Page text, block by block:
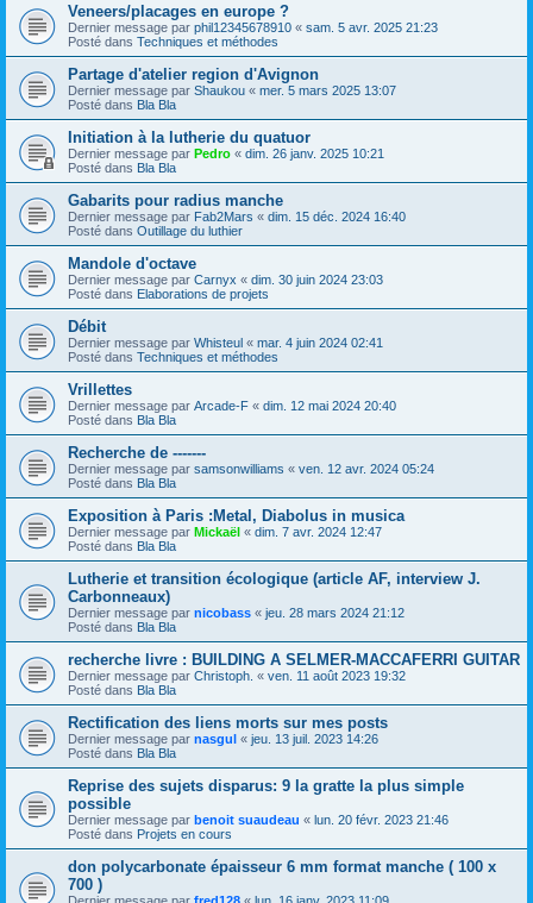
Veneers/placages en europe ?
Dernier message par phil12345678910 « sam. 5 avr. 2025 21:23
Posté dans Techniques et méthodes
Partage d'atelier region d'Avignon
Dernier message par Shaukou « mer. 5 mars 2025 13:07
Posté dans Bla Bla
Initiation à la lutherie du quatuor
Dernier message par Pedro « dim. 26 janv. 2025 10:21
Posté dans Bla Bla
Gabarits pour radius manche
Dernier message par Fab2Mars « dim. 15 déc. 2024 16:40
Posté dans Outillage du luthier
Mandole d'octave
Dernier message par Carnyx « dim. 30 juin 2024 23:03
Posté dans Elaborations de projets
Débit
Dernier message par Whisteul « mar. 4 juin 2024 02:41
Posté dans Techniques et méthodes
Vrillettes
Dernier message par Arcade-F « dim. 12 mai 2024 20:40
Posté dans Bla Bla
Recherche de -------
Dernier message par samsonwilliams « ven. 12 avr. 2024 05:24
Posté dans Bla Bla
Exposition à Paris :Metal, Diabolus in musica
Dernier message par Mickaël « dim. 7 avr. 2024 12:47
Posté dans Bla Bla
Lutherie et transition écologique (article AF, interview J.
Carbonneaux)
Dernier message par nicobass « jeu. 28 mars 2024 21:12
Posté dans Bla Bla
recherche livre : BUILDING A SELMER-MACCAFERRI GUITAR
Dernier message par Christoph. « ven. 11 août 2023 19:32
Posté dans Bla Bla
Rectification des liens morts sur mes posts
Dernier message par nasgul « jeu. 13 juil. 2023 14:26
Posté dans Bla Bla
Reprise des sujets disparus: 9 la gratte la plus simple
possible
Dernier message par benoit suaudeau « lun. 20 févr. 2023 21:46
Posté dans Projets en cours
don polycarbonate épaisseur 6 mm format manche ( 100 x
700 )
Dernier message par fred128 « lun. 16 janv. 2023 11:09